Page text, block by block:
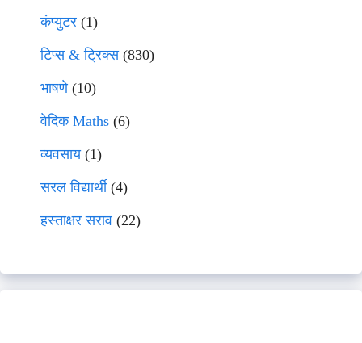
कंप्युटर (1)
टिप्स & ट्रिक्स(830)
भाषणे(10)
वेदिक Maths (6)
व्यवसाय(1)
सरल विद्यार्थी(4)
हस्ताक्षर सराव (22)